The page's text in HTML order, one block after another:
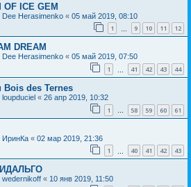
OF ICE GEM
Dee Herasimenko « 05 май 2019, 08:10
1 9 10 11 12
DREAM
Dee Herasimenko « 05 май 2019, 07:50
1 41 42 43 44
Bois des Ternes
loupduciel « 26 апр 2019, 10:32
1 … 58 59 60 61
ИринКа « 02 мар 2019, 21:36
1 40 41 42 43
wedernikoff « 10 янв 2019, 11:50